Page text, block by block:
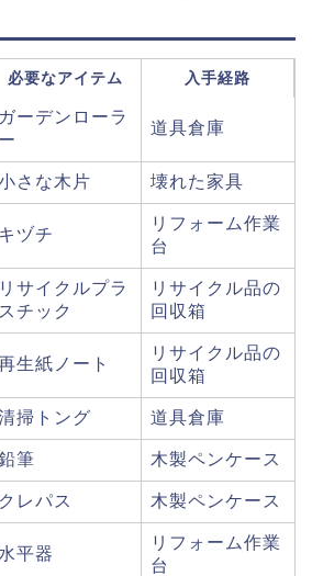
必要なアイテム 入手経路
ガーデンローラ
ー
道具倉庫
さな木片 壊れた家具
キヅチ
リフォーム作業
台
リサイクルプラ
スチック
リサイクル品の
回収箱
生紙ノート
リサイクル品の
回収箱
掃トング 道具倉庫
筆 木製ペンケース
クレパス 木製ペンケース
水平器
リフォーム作業
台